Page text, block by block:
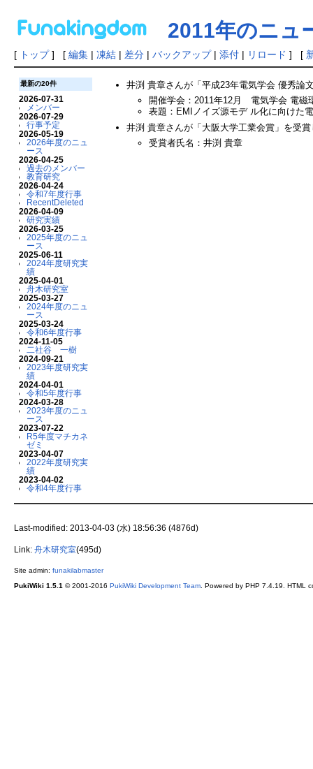
2011年のニュ
[ トップ] [ 編集| 凍結| 差分| バックアップ| 添付| リロード ] [
最新の20件
2026-07-31
メンバー
2026-07-29
行事予定
2026-05-19
2026年度のニュ
ース
2026-04-25
過去のメンバー
教育研究
2026-04-24
令和7年度行事
RecentDeleted
2026-04-09
研究実績
2026-03-25
2025年度のニュ
ース
2025-06-11
2024年度研究実
績
2025-04-01
舟木研究室
2025-03-27
2024年度のニュ
ース
2025-03-24
令和6年度行事
2024-11-05
二社谷 一樹
2024-09-21
2023年度研究実
績
2024-04-01
令和5年度行事
2024-03-28
2023年度のニュ
ース
2023-07-22
R5年度マチカネ
ゼミ
2023-04-07
2022年度研究実
績
2023-04-02
令和4年度行事
井渕 貴章さんが「平成23年電気学会 優秀論
開催学会：2011年12月 電気学会 電磁
表題：EMIノイズ源モデ ル化に向けた
井渕 貴章さんが「大阪大学工業会賞」を受
受賞者氏名：井渕 貴章
Last-modified: 2013-04-03 (水) 18:56:36 (4876d)
Link: 舟木研究室(495d)
Site admin: funakilabmaster
PukiWiki 1.5.1 © 2001-2016 PukiWiki Development Team. Powered by PHP 7.4.19. HTML